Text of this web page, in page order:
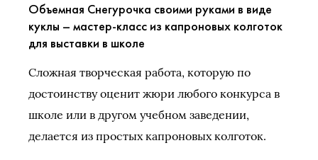
Объемная Снегурочка своими руками в виде
куклы – мастер-класс из капроновых колготок
для выставки в школе
Сложная творческая работа, которую по
достоинству оценит жюри любого конкурса в
школе или в другом учебном заведении,
делается из простых капроновых колготок.